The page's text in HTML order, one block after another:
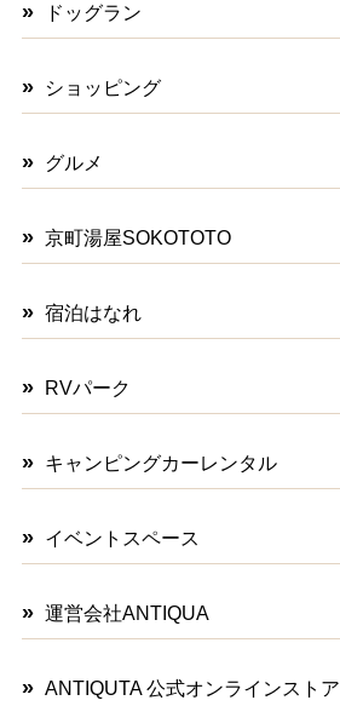
ドッグラン
ショッピング
グルメ
京町湯屋SOKOTOTO
宿泊はなれ
RVパーク
キャンピングカーレンタル
イベントスペース
運営会社ANTIQUA
ANTIQUTA 公式オンラインストア